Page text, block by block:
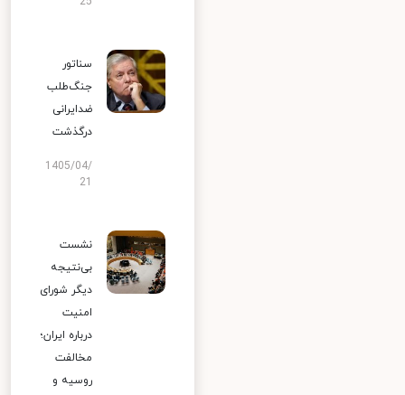
سناتور
جنگ‌طلب
ضدایرانی
درگذشت
1405/04/
نشست
بی‌نتیجه
دیگر شورای
امنیت
درباره ایران؛
مخالفت
روسیه و